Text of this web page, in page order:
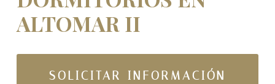
ALTOMAR II
SOLICITAR INFORMACIÓN